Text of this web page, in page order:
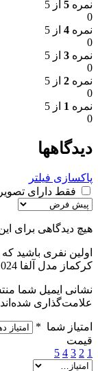
نمره 5 از 5
0
نمره 4 از 5
0
نمره 3 از 5
0
نمره 2 از 5
0
نمره 1 از 5
0
دیدگاهها
پاکسازی فیلتر
فقط دارای تصویر
هیچ دیدگاهی برای
اولین نفری باشید
کرکماز مدل آلفا Alfa A1024”
نشانی ایمیل شما
علامت‌گذاری شده‌اند
امتیاز شما *
قیمت
1
2
3
4
5